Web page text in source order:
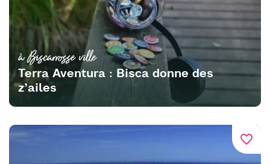
à Biscarrosse ville
Terra Aventura : Bisca donne des
z’ailes
favorite_border